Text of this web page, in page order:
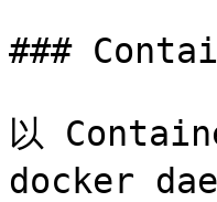
###
以
docker